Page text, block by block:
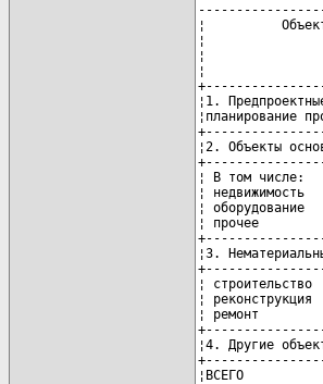
¦
¦
¦
¦
¦1.
¦2. Объекты
¦ В том
¦
¦
¦ прочее
¦3.
¦
¦
¦ ремонт
¦4. Другие
¦ВСЕГО